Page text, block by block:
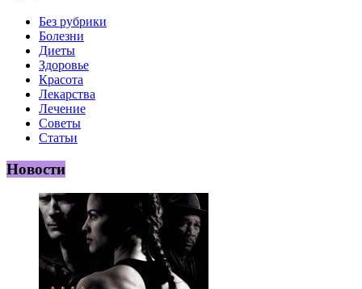
Без рубрики
Болезни
Диеты
Здоровье
Красота
Лекарства
Лечение
Советы
Статьи
Новости